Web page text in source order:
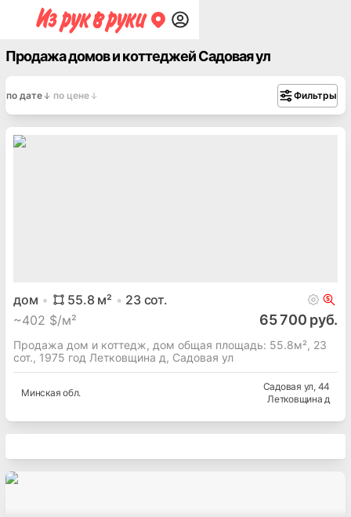
Продажа домов и коттеджей Садовая ул
по дате по цене Фильтры
дом 55.8 м² 23сот.
~402 $/м² 65 700 руб.
Продажа дом и коттедж, дом общая площадь: 55.8м², 23
сот., 1975 год Летковщина д, Садовая ул
Минская обл.
Садовая ул, 44
Летковщина д